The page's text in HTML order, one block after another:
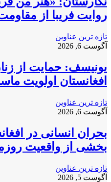
روایت فریبا از
تازه ترین عناوین
آگوست 6, 2026
یونیسف: حمایت از
افغانستان اولویت
تازه ترین عناوین
آگوست 6, 2026
بحران انسانی در
بخشی از واقعیت
تازه ترین عناوین
آگوست 5, 2026